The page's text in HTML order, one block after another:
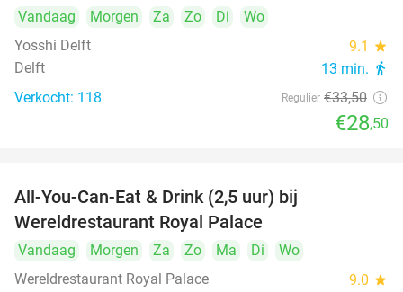
Vandaag Morgen Za Zo Di
Wo
Yosshi Delft
9.1 star
Delft 13 min. directions_walk
Verkocht: 118 Regulier €33,50
€28,50
All-You-Can-Eat & Drink (2,5 uur) bij
Wereldrestaurant Royal Palace
Vandaag Morgen Za Zo Ma Di
Wo
Wereldrestaurant Royal Palace
9.0 star